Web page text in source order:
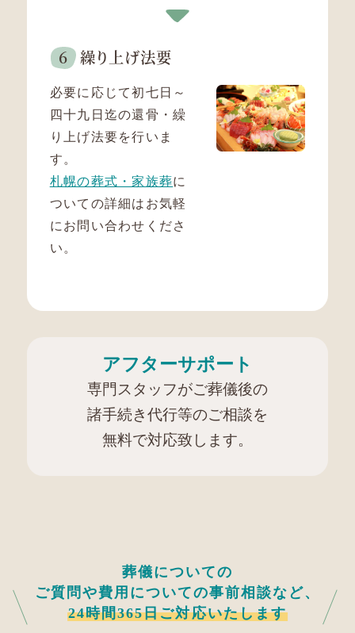
繰り上げ法要
必要に応じて初七日～
四十九日迄の還骨・繰
り上げ法要を行いま
す。
札幌の葬式・家族葬に
ついての詳細はお気軽
にお問い合わせくださ
い。
アフターサポート
専門スタッフがご葬儀後の
諸手続き代行等のご相談を
無料で対応致します。
葬儀についての
ご質問や費用についての事前相談など、
24時間365日ご対応いたします